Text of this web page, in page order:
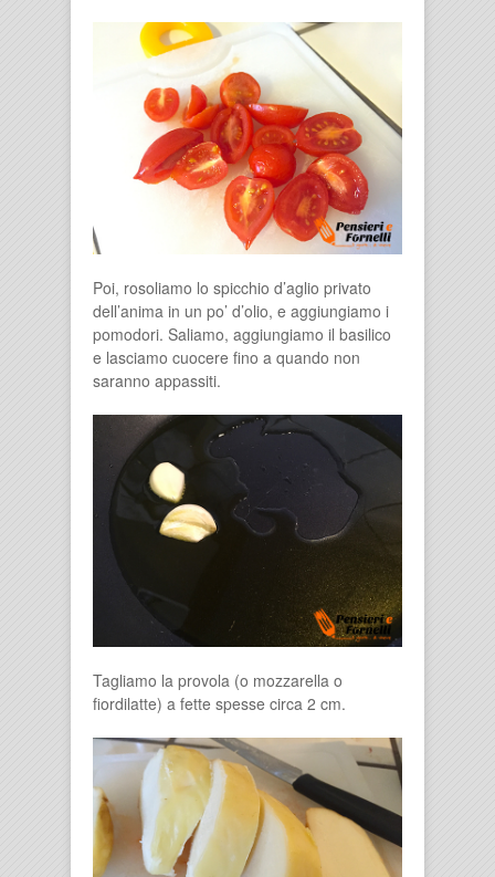
Poi, rosoliamo lo spicchio d’aglio privato
dell’anima in un po’ d’olio, e aggiungiamo i
pomodori. Saliamo, aggiungiamo il basilico
e lasciamo cuocere fino a quando non
saranno appassiti.
Tagliamo la provola (o mozzarella o
fiordilatte) a fette spesse circa 2 cm.